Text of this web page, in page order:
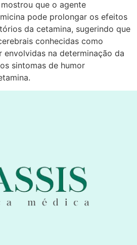
que o agente
pode prolongar os efeitos
da cetamina, sugerindo que
conhecidas como
envolvidas na determinação da
sintomas de humor